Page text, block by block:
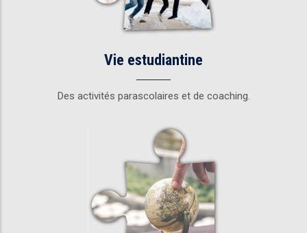
Vie estudiantine
Des activités parascolaires et de coaching.